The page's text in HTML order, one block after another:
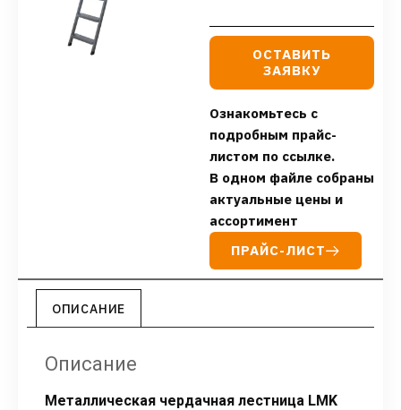
ОСТАВИТЬ
ЗАЯВКУ
Ознакомьтесь с
подробным прайс-
листом по ссылке.
В одном файле собраны
актуальные цены и
ассортимент
ПРАЙС-ЛИСТ
ОПИСАНИЕ
Описание
Металлическая чердачная лестница LMK